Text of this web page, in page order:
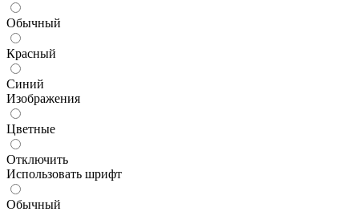
Обычный
Красный
Синий
Изображения
Цветные
Отключить
Использовать шрифт
Обычный